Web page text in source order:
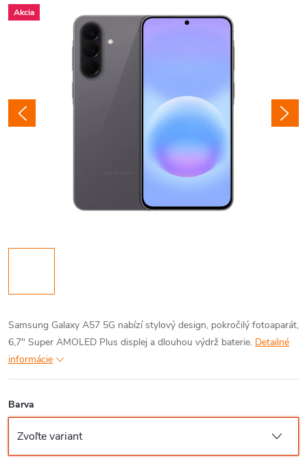
Akcia
Samsung Galaxy A57 5G nabízí stylový design, pokročilý fotoaparát,
6,7" Super AMOLED Plus displej a dlouhou výdrž baterie. Detailné
informácie
Barva